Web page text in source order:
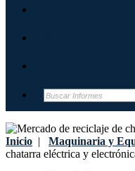
Inicio | Maquinaria y
chatarra eléctrica y